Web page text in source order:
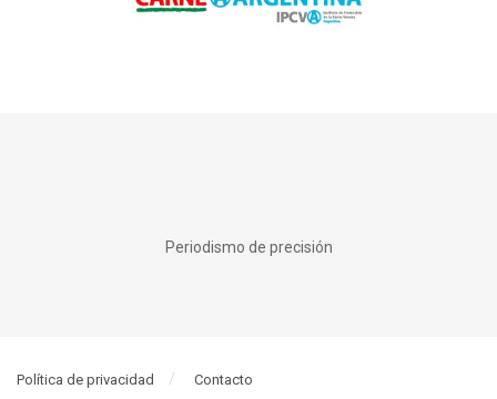
Periodismo de precisión
Política de privacidad Contacto